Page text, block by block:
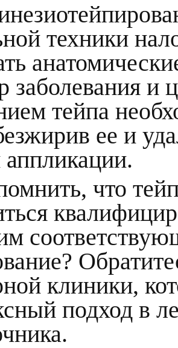
техники
заболевания и
тейпа
ее и
аппликации.
что
клиники,
подход в